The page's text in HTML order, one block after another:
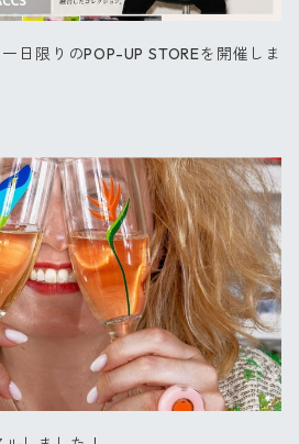
日限りのPOP-UP STOREを開催しま